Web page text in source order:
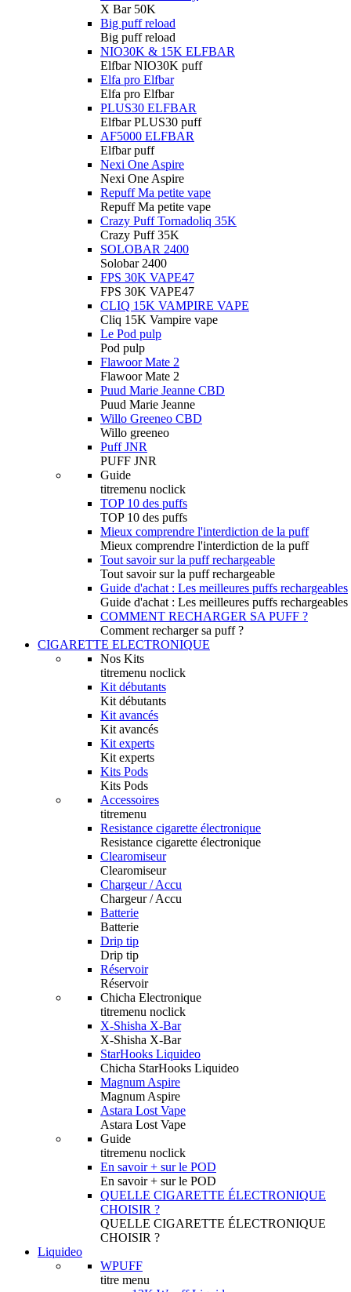
X Bar 50K
Big puff reload
Big puff reload
NIO30K & 15K ELFBAR
Elfbar NIO30K puff
Elfa pro Elfbar
Elfa pro Elfbar
PLUS30 ELFBAR
Elfbar PLUS30 puff
AF5000 ELFBAR
Elfbar puff
Nexi One Aspire
Nexi One Aspire
Repuff Ma petite vape
Repuff Ma petite vape
Crazy Puff Tornadoliq 35K
Crazy Puff 35K
SOLOBAR 2400
Solobar 2400
FPS 30K VAPE47
FPS 30K VAPE47
CLIQ 15K VAMPIRE VAPE
Cliq 15K Vampire vape
Le Pod pulp
Pod pulp
Flawoor Mate 2
Flawoor Mate 2
Puud Marie Jeanne CBD
Puud Marie Jeanne
Willo Greeneo CBD
Willo greeneo
Puff JNR
PUFF JNR
Guide
titremenu noclick
TOP 10 des puffs
TOP 10 des puffs
Mieux comprendre l'interdiction de la puff
Mieux comprendre l'interdiction de la puff
Tout savoir sur la puff rechargeable
Tout savoir sur la puff rechargeable
Guide d'achat : Les meilleures puffs rechargeables
Guide d'achat : Les meilleures puffs rechargeables
COMMENT RECHARGER SA PUFF ?
Comment recharger sa puff ?
CIGARETTE ELECTRONIQUE
Nos Kits
titremenu noclick
Kit débutants
Kit débutants
Kit avancés
Kit avancés
Kit experts
Kit experts
Kits Pods
Kits Pods
Accessoires
titremenu
Resistance cigarette électronique
Resistance cigarette électronique
Clearomiseur
Clearomiseur
Chargeur / Accu
Chargeur / Accu
Batterie
Batterie
Drip tip
Drip tip
Réservoir
Réservoir
Chicha Electronique
titremenu noclick
X-Shisha X-Bar
X-Shisha X-Bar
StarHooks Liquideo
Chicha StarHooks Liquideo
Magnum Aspire
Magnum Aspire
Astara Lost Vape
Astara Lost Vape
Guide
titremenu noclick
En savoir + sur le POD
En savoir + sur le POD
QUELLE CIGARETTE ÉLECTRONIQUE
CHOISIR ?
QUELLE CIGARETTE ÉLECTRONIQUE
CHOISIR ?
Liquideo
WPUFF
titre menu